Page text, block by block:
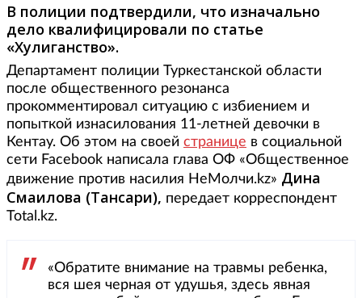
В полиции подтвердили, что изначально
дело квалифицировали по статье
«Хулиганство».
Департамент полиции Туркестанской области
после общественного резонанса
прокомментировал ситуацию с избиением и
попыткой изнасилования 11-летней девочки в
Кентау. Об этом на своей странице в социальной
сети Facebook написала глава ОФ «Общественное
движение против насилия НеМолчи.kz» Дина
Смаилова (Тансари), передает корреспондент
Total.kz.
«Обратите внимание на травмы ребенка,
вся шея черная от удушья, здесь явная